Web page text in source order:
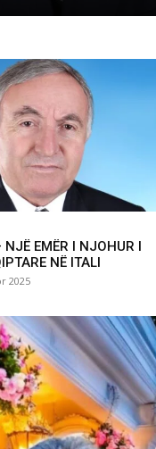
EMËR I NJOHUR I
NË ITALI
2025